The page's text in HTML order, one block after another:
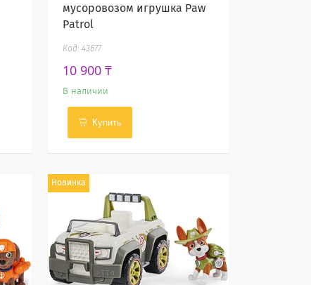
мусоровозом игрушка Paw
Patrol
43677
10 900 ₸
В наличии
Купить
Новинка